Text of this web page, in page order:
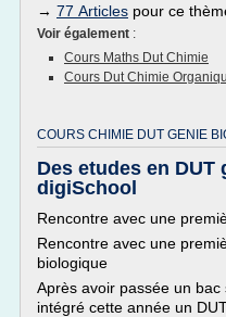
→ 77 Articles pour ce
Voir également :
Cours Maths Dut Chimie
Cours Dut Chimie
COURS CHIMIE DUT GENIE
Des etudes en
digiSchool
Rencontre avec une
Rencontre avec une
biologique
Après avoir passée un
intégré cette année un